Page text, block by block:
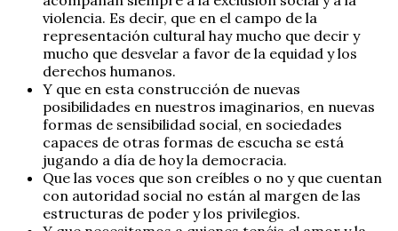
violencia. Es decir, que en el campo de la
representación cultural hay mucho que decir y
mucho que desvelar a favor de la equidad y los
derechos humanos.
Y que en esta construcción de nuevas
posibilidades en nuestros imaginarios, en nuevas
formas de sensibilidad social, en sociedades
capaces de otras formas de escucha se está
jugando a día de hoy la democracia.
Que las voces que son creíbles o no y que cuentan
con autoridad social no están al margen de las
estructuras de poder y los privilegios.